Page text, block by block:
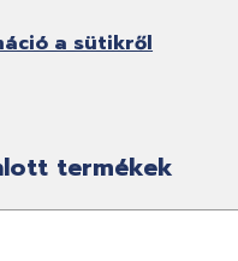
a sütikről
termékek